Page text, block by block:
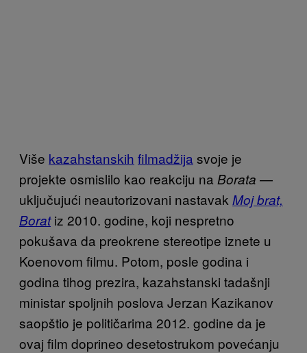
Više kazahstanskih filmadžija svoje je
projekte osmislilo kao reakciju na Borata —
uključujući neautorizovani nastavak Moj brat,
Boratiz 2010. godine, koji nespretno
pokušava da preokrene stereotipe iznete u
Koenovom filmu. Potom, posle godina i
godina tihog prezira, kazahstanski tadašnji
ministar spoljnih poslova Jerzan Kazikanov
saopštio je političarima 2012. godine da je
ovaj film doprineo desetostrukom povećanju